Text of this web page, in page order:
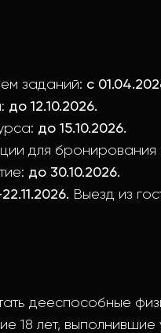
заданий: с
до 12.10.2026.
до 15.10.2026.
для бронирования
до 30.10.2026.
Выезд из
дееспособные
18 лет, выполнившие